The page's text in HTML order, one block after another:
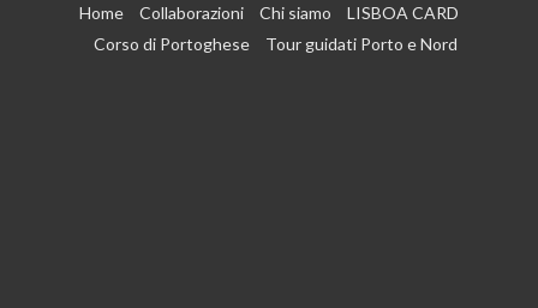
Home Collaborazioni Chi siamo
LISBOA CARD
Corso di Portoghese
Tour guidati Porto e Nord